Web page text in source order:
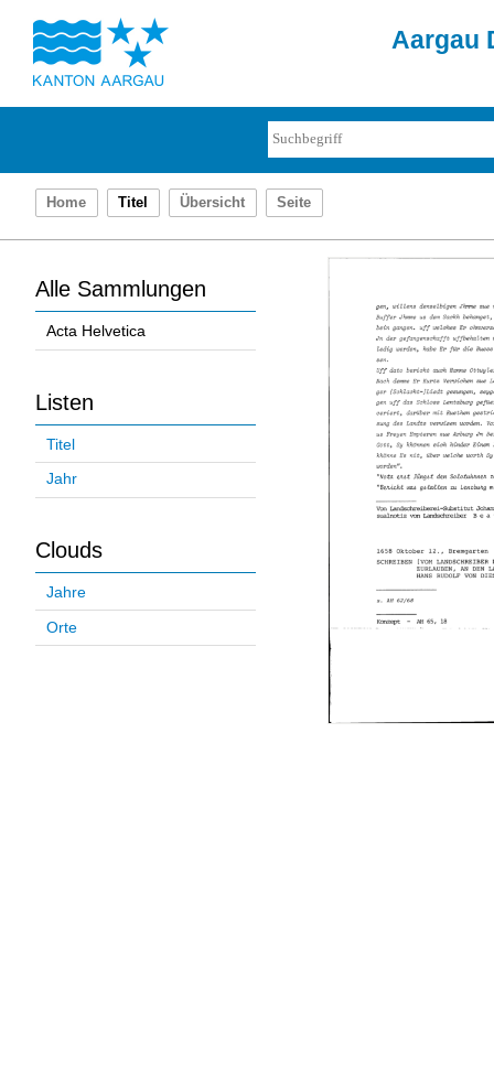
Aargau
Home Titel Übersicht Seite
Alle Sammlungen
Acta Helvetica
Listen
Titel
Jahr
Clouds
Jahre
Orte